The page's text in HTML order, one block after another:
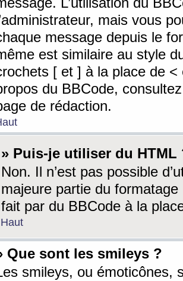
mais vous
message depuis le
est similaire au style
[ et ] à la place de <
du BBCode,
de rédaction.
» Puis-je utiliser du HTML
Non. Il n’est pas possible
majeure partie du
fait par du BBCode à la
Haut
Que sont les smileys ?
smileys, ou émoticônes,